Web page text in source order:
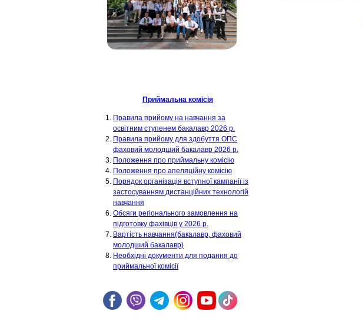
Приймальна комісія
Правила прийому на навчання за
освітним ступенем бакалавр 2026 р.
Правила прийому для здобуття ОПС
фаховий молодший бакалавр 2026 р.
Положення про приймальну комісію
Положення про апеляційну комісію
Порядок організація вступної кампанії із
застосуванням дистанційних технологій
навчання
Обсяги регіонального замовлення на
підготовку фахівців у 2026 р.
Вартість навчання(бакалавр, фаховий
молодший бакалавр)
Необхідні документи для подання до
приймальної комісії